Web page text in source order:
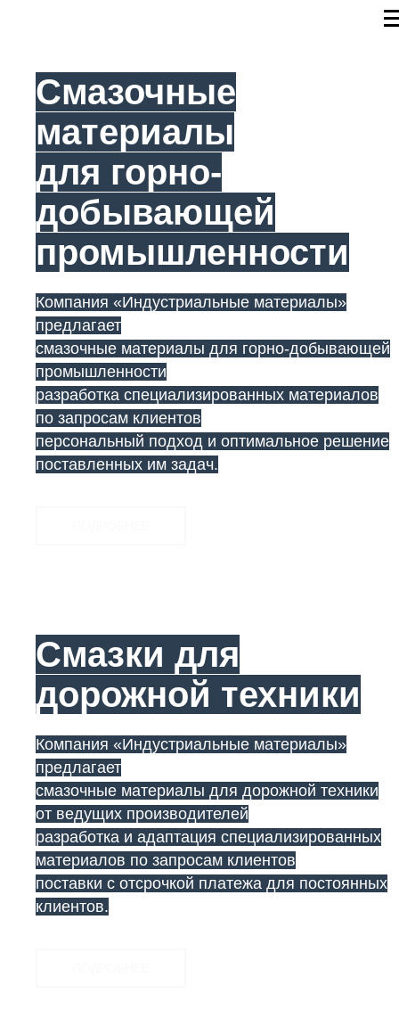
Смазочные
материалы
для горно-
добывающей
промышленности
Компания «Индустриальные материалы»
предлагает
смазочные материалы для горно-добывающей
промышленности
разработка специализированных материалов
по запросам клиентов
персональный подход и оптимальное решение
поставленных им задач.
Смазки для
дорожной техники
Компания «Индустриальные материалы»
предлагает
смазочные материалы для дорожной техники
от ведущих производителей
разработка и адаптация специализированных
материалов по запросам клиентов
поставки с отсрочкой платежа для постоянных
клиентов.